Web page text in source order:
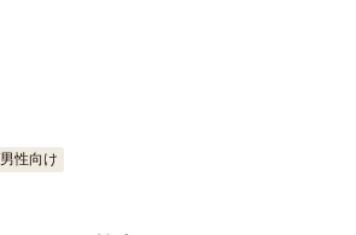
性向け